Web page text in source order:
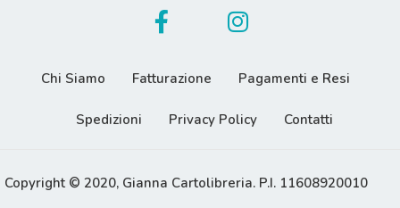
Chi Siamo Fatturazione Pagamenti e Resi
Spedizioni Privacy Policy Contatti
Copyright © 2020, Gianna Cartolibreria. P.I. 11608920010